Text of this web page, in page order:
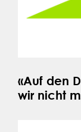
«Auf den
wir nicht